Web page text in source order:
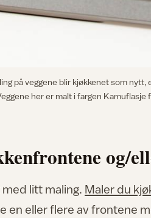
på veggene blir kjøkkenet som
her er malt i fargen Kamuflasje
og/
litt maling. Maler du
en eller flere av frontene